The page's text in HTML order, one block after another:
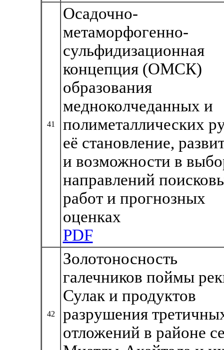
41
Осадочно-
метаморфогенно-
сульфидизационная
концепция (ОМСК)
образования
медноколчеданных и
полиметаллических
её становление,
и возможности в
направлений
работ и прогнозных
оценках
PDF
42
Золотоносность
галечников поймы
Сулак и продуктов
разрушения
отложений в районе